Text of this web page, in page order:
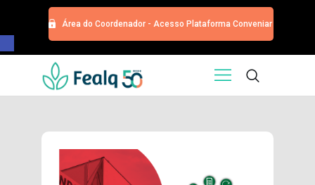
Barra de Ferramentas Aberta
Área do Coordenador - Acesso Plataforma Conveniar
HOME
EDITORA
PROGRAMA DE APOIOS